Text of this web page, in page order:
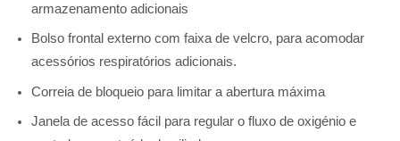
armazenamento adicionais
Bolso frontal externo com faixa de velcro, para acomodar
acessórios respiratórios adicionais.
Correia de bloqueio para limitar a abertura máxima
Janela de acesso fácil para regular o fluxo de oxigénio e